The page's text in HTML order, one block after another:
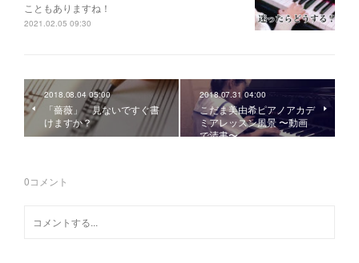
こともありますね！
2021.02.05 09:30
2018.08.04 05:00
「薔薇」 見ないですぐ書
けますか？
2018.07.31 04:00
こだま美由希ピアノアカデ
ミアレッスン風景 〜動画
で清書〜
0コメント